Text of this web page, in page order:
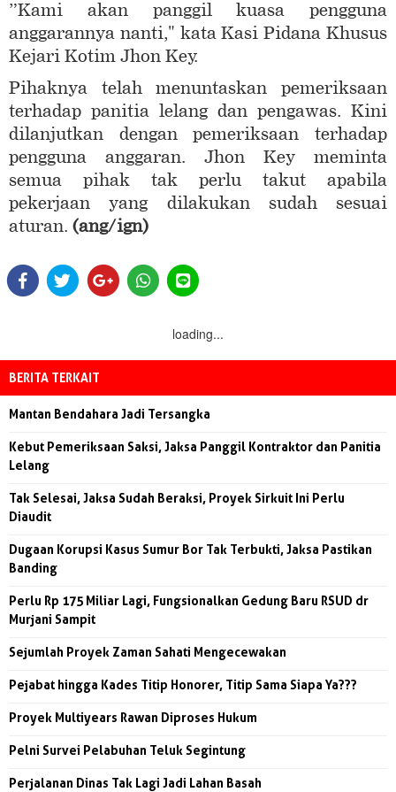
”Kami akan panggil kuasa pengguna
anggarannya nanti," kata Kasi Pidana Khusus
Kejari Kotim Jhon Key.
Pihaknya telah menuntaskan pemeriksaan
terhadap panitia lelang dan pengawas. Kini
dilanjutkan dengan pemeriksaan terhadap
pengguna anggaran. Jhon Key meminta
semua pihak tak perlu takut apabila
pekerjaan yang dilakukan sudah sesuai
aturan. (ang/ign)
loading...
BERITA TERKAIT
Mantan Bendahara Jadi Tersangka
Kebut Pemeriksaan Saksi, Jaksa Panggil Kontraktor dan Panitia
Lelang
Tak Selesai, Jaksa Sudah Beraksi, Proyek Sirkuit Ini Perlu
Diaudit
Dugaan Korupsi Kasus Sumur Bor Tak Terbukti, Jaksa Pastikan
Banding
Perlu Rp 175 Miliar Lagi, Fungsionalkan Gedung Baru RSUD dr
Murjani Sampit
Sejumlah Proyek Zaman Sahati Mengecewakan
Pejabat hingga Kades Titip Honorer, Titip Sama Siapa Ya???
Proyek Multiyears Rawan Diproses Hukum
Pelni Survei Pelabuhan Teluk Segintung
Perjalanan Dinas Tak Lagi Jadi Lahan Basah